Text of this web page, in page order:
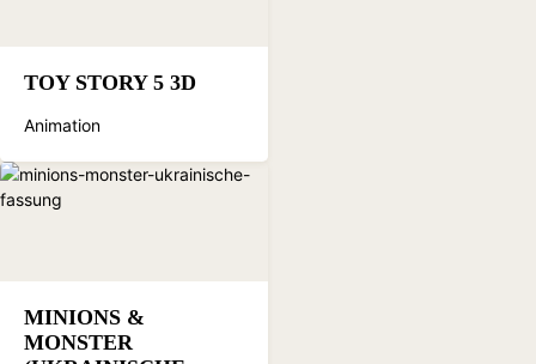
TOY STORY 5 3D
Animation
MINIONS &
MONSTER